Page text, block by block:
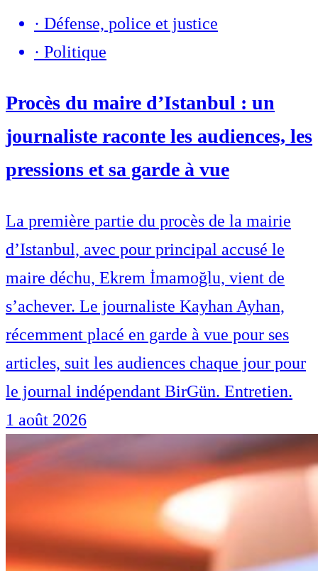
· Défense, police et justice
· Politique
Procès du maire d’Istanbul : un
journaliste raconte les audiences, les
pressions et sa garde à vue
La première partie du procès de la mairie
d’Istanbul, avec pour principal accusé le
maire déchu, Ekrem İmamoğlu, vient de
s’achever. Le journaliste Kayhan Ayhan,
récemment placé en garde à vue pour ses
articles, suit les audiences chaque jour pour
le journal indépendant BirGün. Entretien.
1 août 2026